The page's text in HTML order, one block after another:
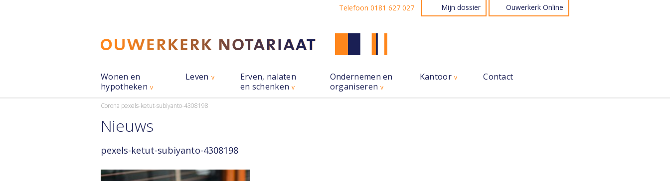
Telefoon 0181 627 027 Mijn dossier Ouwerkerk Online
Wonen en
hypotheken
Leven
Erven, nalaten
en schenken
Ondernemen en
organiseren
Kantoor Contact
Corona pexels-ketut-subiyanto-4308198
Nieuws
pexels-ketut-subiyanto-4308198